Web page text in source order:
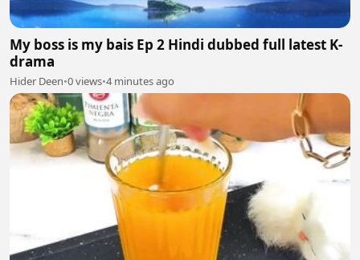
My boss is my bais Ep 2 Hindi dubbed full latest K-
drama
Hider Deen•0 views•4 minutes ago